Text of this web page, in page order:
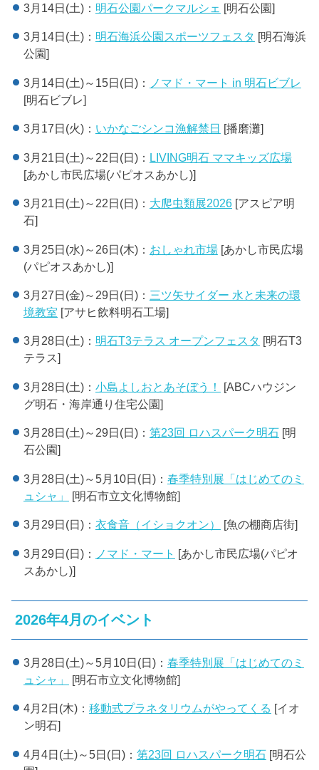
3月14日(土)： 明石公園パークマルシェ [明石公園]
3月14日(土)： 明石海浜公園スポーツフェスタ [明石海浜
公園]
3月14日(土)～15日(日)：
ノマド・マート in 明石ビブレ
[明石ビブレ]
3月17日(火)： いかなごシンコ漁解禁日 [播磨灘]
3月21日(土)～22日(日)： LIVING明石 ママキッズ広場
[あかし市民広場(パピオスあかし)]
3月21日(土)～22日(日)： 大爬虫類展2026[アスピア明
石]
3月25日(水)～26日(木)： おしゃれ市場[あかし市民広場
(パピオスあかし)]
3月27日(金)～29日(日)： 三ツ矢サイダー 水と未来の環
境教室 [アサヒ飲料明石工場]
3月28日(土)： 明石T3テラス オープンフェスタ [明石T3
テラス]
3月28日(土)： 小島よしおとあそぼう！
[ABCハウジン
グ明石・海岸通り住宅公園]
3月28日(土)～29日(日)： 第23回 ロハスパーク明石[明
石公園]
3月28日(土)～5月10日(日)： 春季特別展「はじめてのミ
ュシャ」
[明石市立文化博物館]
3月29日(日)： 衣食音（イショクオン） [魚の棚商店街]
3月29日(日)： ノマド・マート [あかし市民広場(パピオ
スあかし)]
2026年4月のイベント
3月28日(土)～5月10日(日)： 春季特別展「はじめてのミ
ュシャ」
[明石市立文化博物館]
4月2日(木)： 移動式プラネタリウムがやってくる [イオ
ン明石]
4月4日(土)～5日(日)： 第23回 ロハスパーク明石[明石公